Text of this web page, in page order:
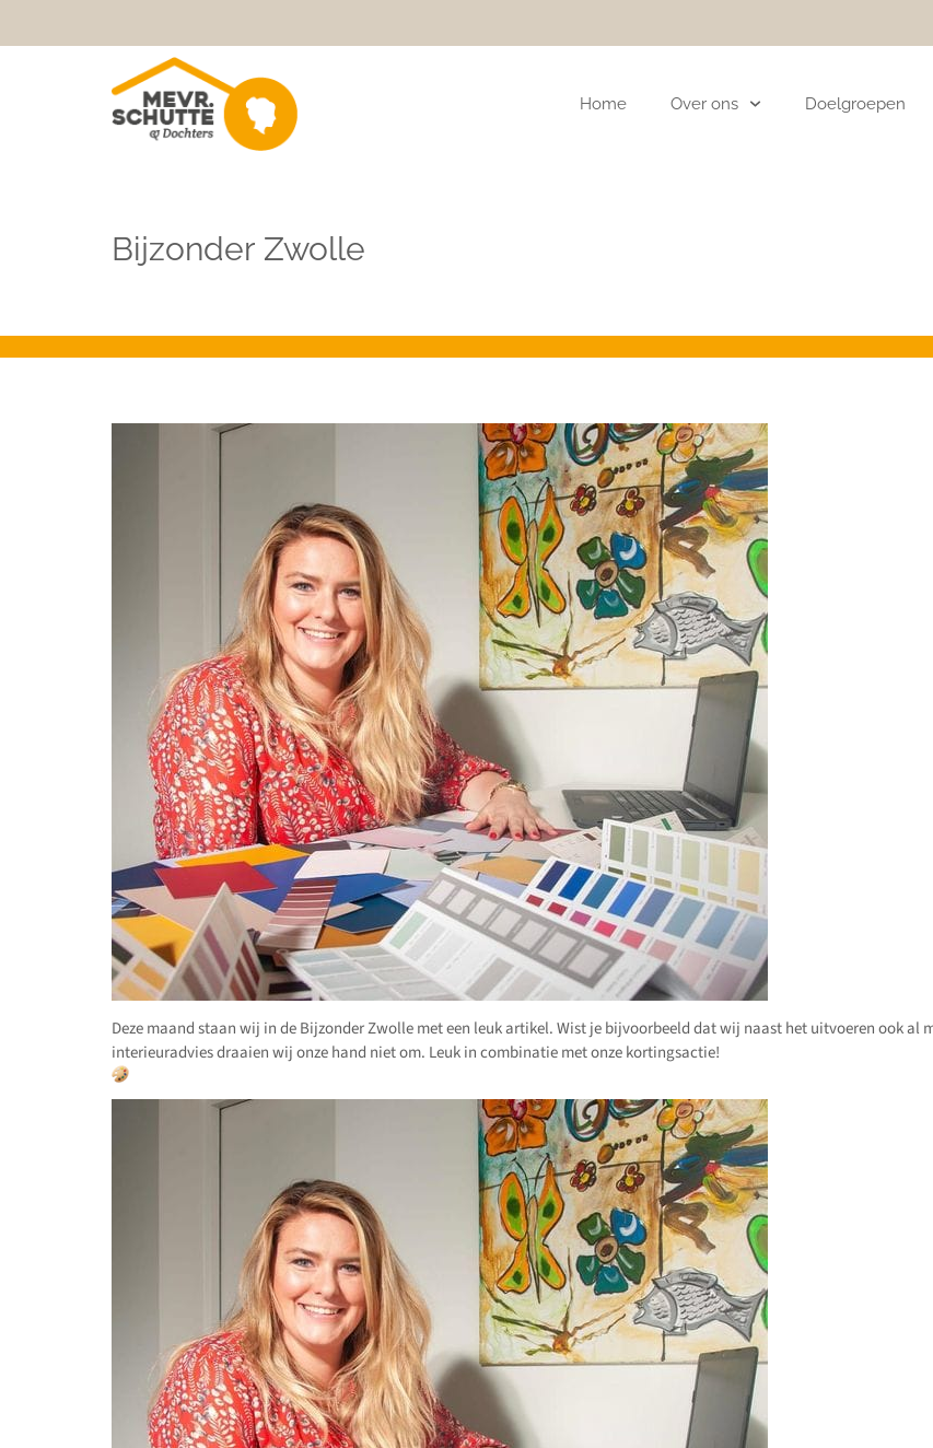
Home Over ons Doelgroepen
Bijzonder Zwolle
Deze maand staan wij in de Bijzonder Zwolle met een leuk artikel. Wist je bijvoorbeeld dat wij naast het uitvoeren ook al
interieuradvies draaien wij onze hand niet om. Leuk in combinatie met onze kortingsactie!